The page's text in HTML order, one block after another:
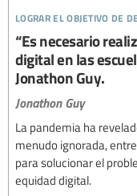
lograr el objetivo de
“Es necesario
digital en las
Jonathon Guy.
Jonathon Guy
La pandemia ha
menudo ignorada,
para solucionar el
equidad digital.